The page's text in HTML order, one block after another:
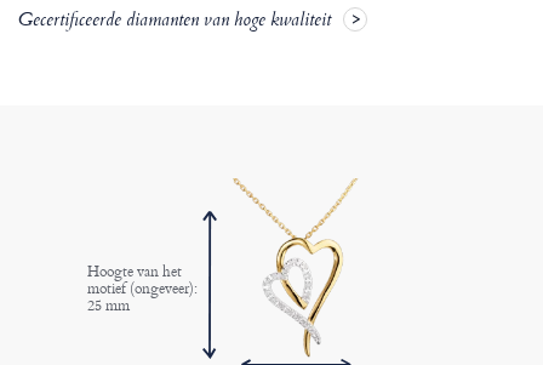
Gecertificeerde diamanten van hoge kwaliteit
Hoogte van het
motief (ongeveer):
25 mm